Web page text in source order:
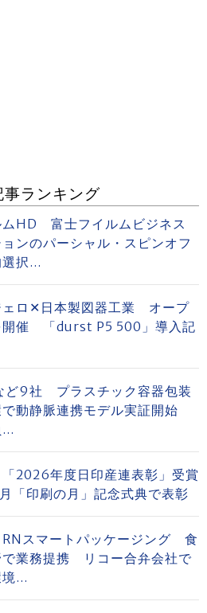
事ランキング
ムHD 富士フイルムビジネス
ンのパーシャル・スピンオフ
択...
ェロ✕日本製図器工業 オープ
開催 「durst P5 500」導入記
ど9社 プラスチック容器包装
動静脈連携モデル実証開始
2026年度日印産連表彰」受賞
印刷の月」記念式典で表彰
RNスマートパッケージング 食
で業務提携 リコー合弁会社で
...